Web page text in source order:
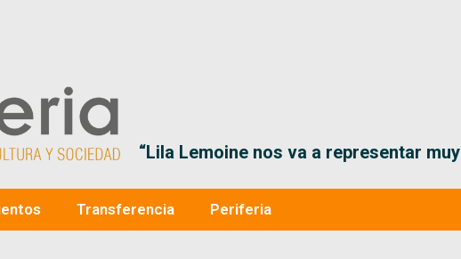
“Lila Lemoine nos va a representar
Transferencia Periferia